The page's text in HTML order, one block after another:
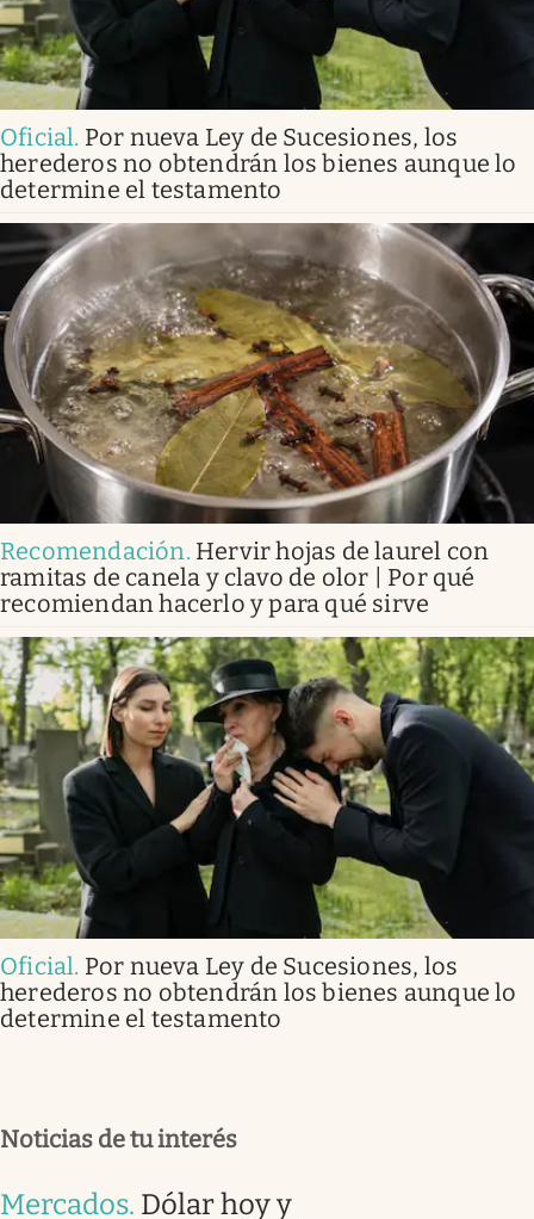
Oficial. Por nueva Ley de Sucesiones, los
herederos no obtendrán los bienes aunque lo
determine el testamento
Recomendación. Hervir hojas de laurel con
ramitas de canela y clavo de olor | Por qué
recomiendan hacerlo y para qué sirve
Oficial. Por nueva Ley de Sucesiones, los
herederos no obtendrán los bienes aunque lo
determine el testamento
Noticias de tu interés
Mercados. Dólar hoy y